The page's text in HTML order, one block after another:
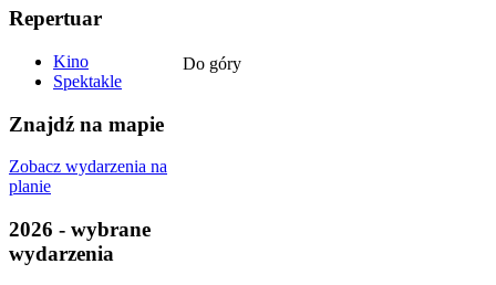
Repertuar
Kino
Spektakle
Znajdź na mapie
Zobacz wydarzenia na
planie
2026 - wybrane
wydarzenia
Do góry